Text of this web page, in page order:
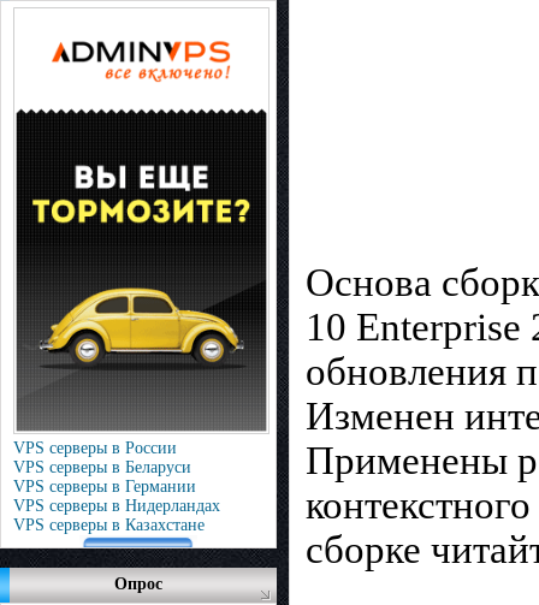
VPS серверы в России
VPS серверы в Беларуси
VPS серверы в Германии
VPS серверы в Нидерландах
VPS серверы в Казахстане
Опрос
Основа
10
обновления
Изменен
Применены
сборке